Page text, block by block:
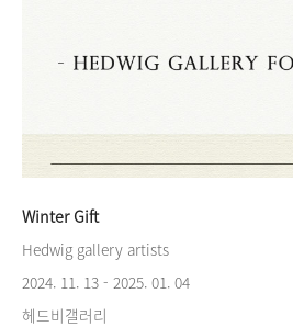
Winter Gift
Hedwig gallery artists
2024. 11. 13 - 2025. 01. 04
헤드비갤러리